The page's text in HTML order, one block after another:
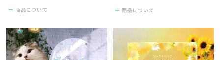
商品について 商品について